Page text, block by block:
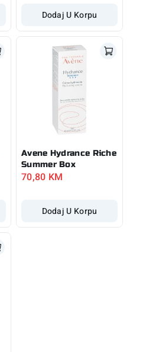
Dodaj U Korpu
Avene Hydrance Riche
Summer Box
70,80 KM
Dodaj U Korpu